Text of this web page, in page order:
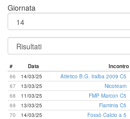
Giornata
# Data Incontro
66
14/03/25 Atletico B.G. Iralba 2009 C5
67
13/03/25 Nicoteam
68
11/03/25 FMP Marcon C5
69
13/03/25 Flaminia C5
70
14/03/25 Fossò Calcio a 5